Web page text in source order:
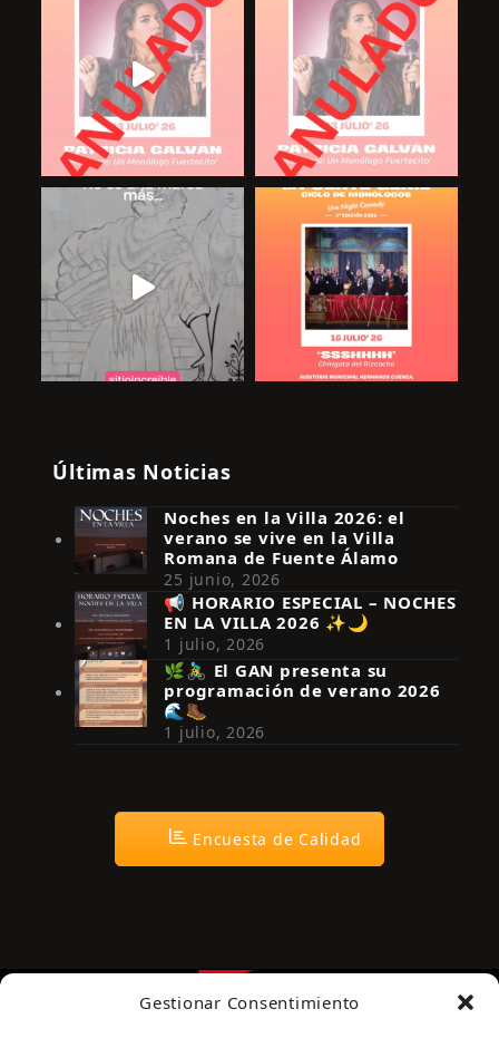
Gestionar Consentimiento
Síguenos en Instagram
Últimas Noticias
Noches en la Villa 2026: el
verano se vive en la Villa
Romana de Fuente Álamo
25 junio, 2026
📢 HORARIO ESPECIAL – NOCHES
EN LA VILLA 2026 ✨🌙
1 julio, 2026
🌿🚴‍♂️ El GAN presenta su
programación de verano 2026
🌊🥾
1 julio, 2026
Encuesta de Calidad